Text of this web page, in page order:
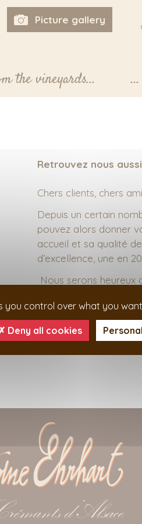
Picture gallery
the vineyards...
Retrouvez nous
Chers clients, chers
Depuis un certain
pouvez alors donner
accueil et sa qualité
d’excellence, une en
Nous serons
you control over what you
Deny all cookies